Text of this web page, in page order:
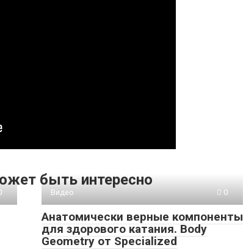
быть интересно
Видео 0
Анатомически верные компоненты
для здорового катания. Body
Geometry от Specialized